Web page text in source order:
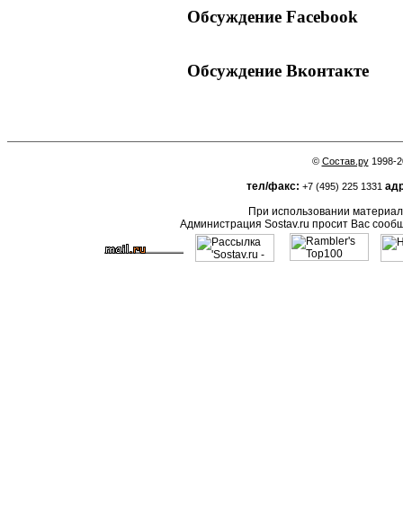
Обсуждение Facebook
Обсуждение Вконтакте
© Состав.ру1998-
тел/факс: +7 (495) 225 1331
При использовании
Администрация Sostav.ru просит Вас